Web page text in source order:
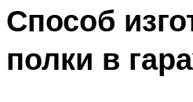
Способ
полки в